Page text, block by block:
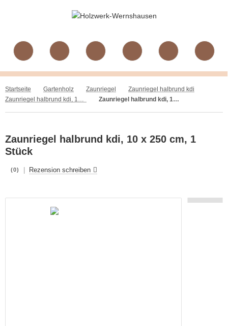
Startseite Gartenholz Zaunriegel
Zaunriegel halbrund kdi
Zaunriegel halbrund kdi, 10 cm
Zaunriegel halbrund kdi, 10 x 250 cm, 1 Stück
Zaunriegel halbrund kdi, 10 x 250 cm, 1
Stück
(0) Rezension schreiben